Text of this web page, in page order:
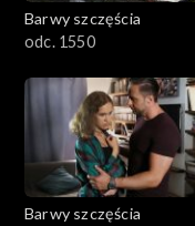
Barwy szczęścia
odc. 1550
Barwy szczęścia